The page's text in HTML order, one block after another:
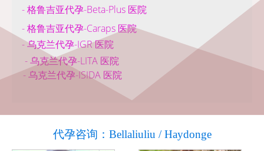
- 格鲁吉亚代孕-Beta-Plus 医院
- 格鲁吉亚代孕-Caraps 医院
- 乌克兰代孕-IGR 医院
- 乌克兰代孕-LITA 医院
- 乌克兰代孕-ISIDA 医院
代孕咨询：Bellaliuliu / Haydonge